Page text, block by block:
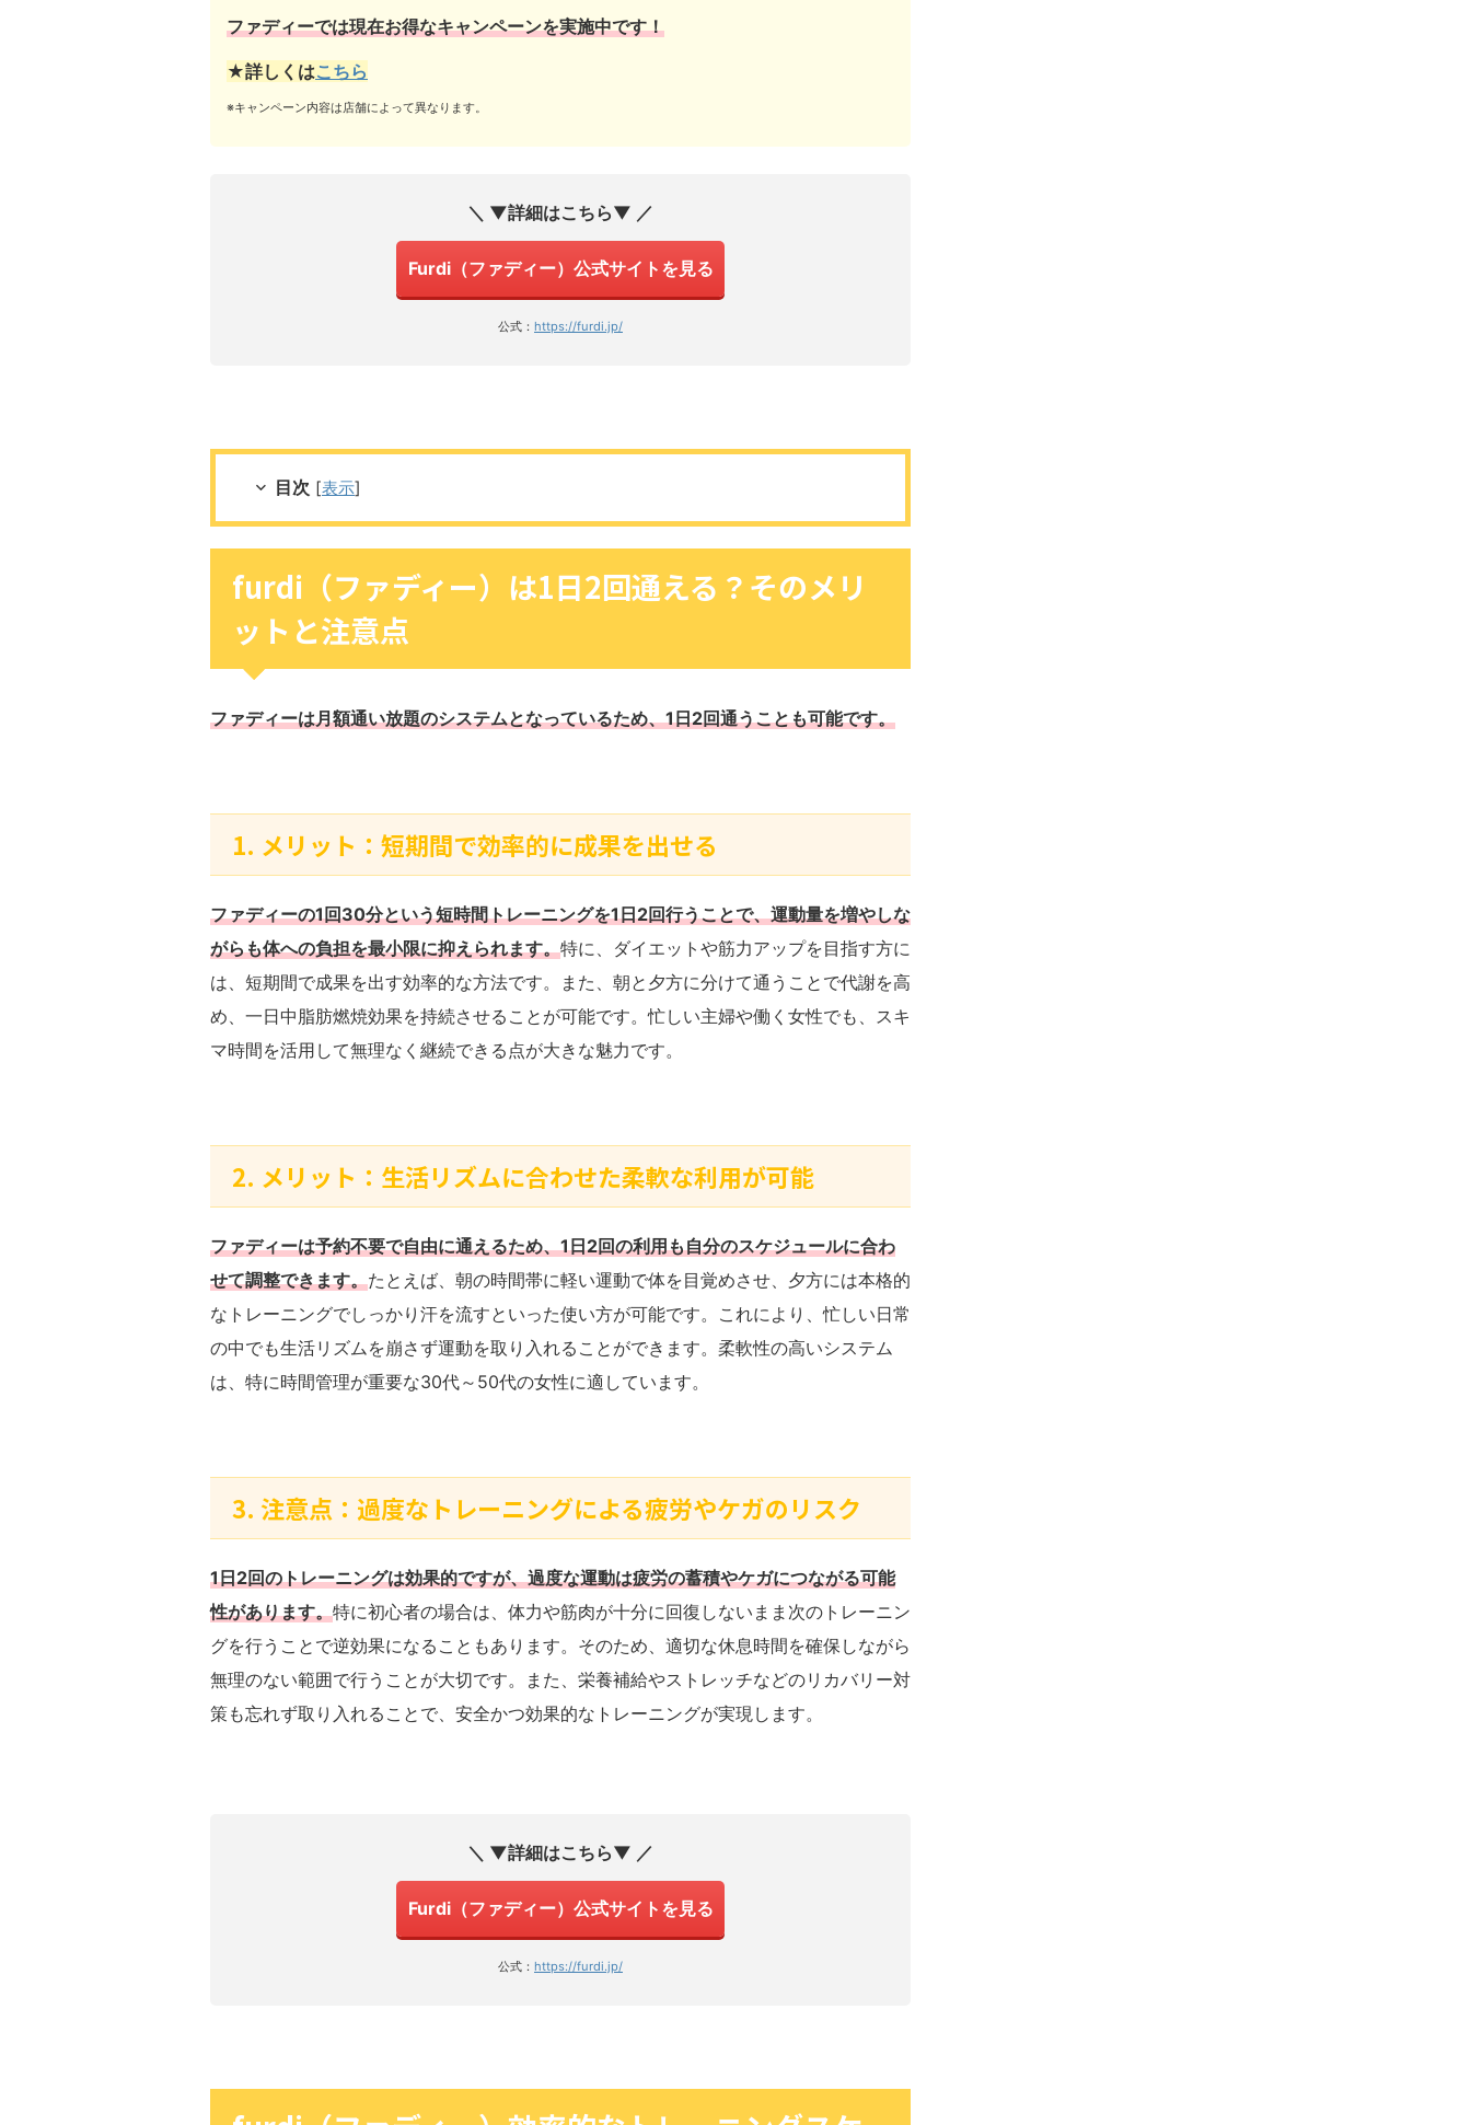
ファディーでは現在お得なキャンペーンを実施中です！
★詳しくはこちら
※キャンペーン内容は店舗によって異なります。
＼ ▼詳細はこちら▼ ／
Furdi（ファディー）公式サイトを見る
公式： https://furdi.jp/
目次 [表示]
furdi（ファディー）は1日2回通える？そのメリ
ットと注意点
ファディーは月額通い放題のシステムとなっているため、1日2回通うことも可能です。
1. メリット：短期間で効率的に成果を出せる
ファディーの1回30分という短時間トレーニングを1日2回行うことで、運動量を増やしな
がらも体への負担を最小限に抑えられます。特に、ダイエットや筋力アップを目指す方に
は、短期間で成果を出す効率的な方法です。また、朝と夕方に分けて通うことで代謝を高
め、一日中脂肪燃焼効果を持続させることが可能です。忙しい主婦や働く女性でも、スキ
マ時間を活用して無理なく継続できる点が大きな魅力です。
2. メリット：生活リズムに合わせた柔軟な利用が可能
ファディーは予約不要で自由に通えるため、1日2回の利用も自分のスケジュールに合わ
せて調整できます。たとえば、朝の時間帯に軽い運動で体を目覚めさせ、夕方には本格的
なトレーニングでしっかり汗を流すといった使い方が可能です。これにより、忙しい日常
の中でも生活リズムを崩さず運動を取り入れることができます。柔軟性の高いシステム
は、特に時間管理が重要な30代～50代の女性に適しています。
3. 注意点：過度なトレーニングによる疲労やケガのリスク
1日2回のトレーニングは効果的ですが、過度な運動は疲労の蓄積やケガにつながる可能
性があります。特に初心者の場合は、体力や筋肉が十分に回復しないまま次のトレーニン
グを行うことで逆効果になることもあります。そのため、適切な休息時間を確保しながら
無理のない範囲で行うことが大切です。また、栄養補給やストレッチなどのリカバリー対
策も忘れず取り入れることで、安全かつ効果的なトレーニングが実現します。
＼ ▼詳細はこちら▼ ／
Furdi（ファディー）公式サイトを見る
公式： https://furdi.jp/